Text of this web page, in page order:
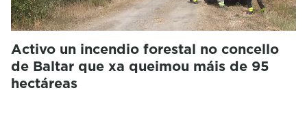
Activo un incendio forestal no concello
de Baltar que xa queimou máis de 95
hectáreas